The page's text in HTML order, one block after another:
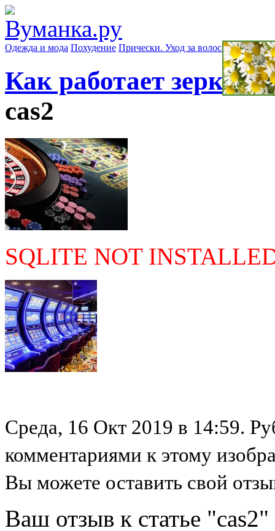
Одежда и мода Похудение Прически. Уход за волосами Маски
Как работает
cas2
SQLITE NOT
Среда, 16 Окт 2019 в 14:59.
комментариями к этому
Вы можете оставить свой
Ваш отзыв к статье "cas2"